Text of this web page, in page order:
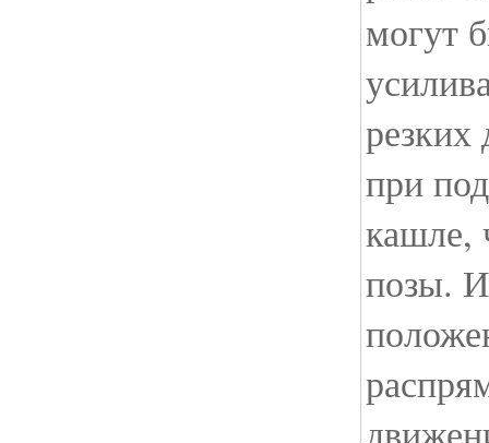
могут
при
кашле,
позы.